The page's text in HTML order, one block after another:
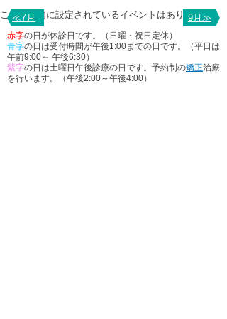
≪7月 9月≫
この期間内に設定されているイベントはありません
赤字の日が休診日です。（日曜・祝日定休）
青字の日は受付時間が午後1:00までの日です。（平日は
午前9:00～ 午後6:30）
紫字の日は土曜日午後診療の日です。予約制の矯正治療
を行います。（午後2:00～午後4:00）